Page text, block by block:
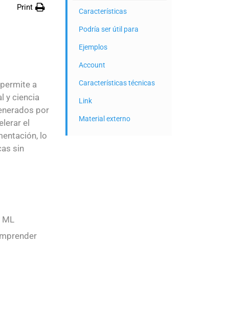
Print
a
y ciencia
por
el
lo
sin
ML
Características
Podría ser útil para
Ejemplos
Account
Características técnicas
Link
Material externo